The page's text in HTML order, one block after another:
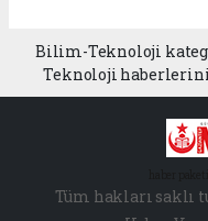
Bilim-Teknoloji
Teknoloji
Tüm hakları saklı